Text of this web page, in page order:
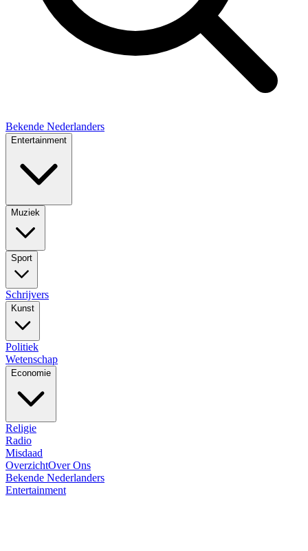
Bekende Nederlanders
Entertainment
Muziek
Sport
Schrijvers
Kunst
Politiek
Wetenschap
Economie
Religie
Radio
Misdaad
OverzichtOver Ons
Bekende Nederlanders
Entertainment